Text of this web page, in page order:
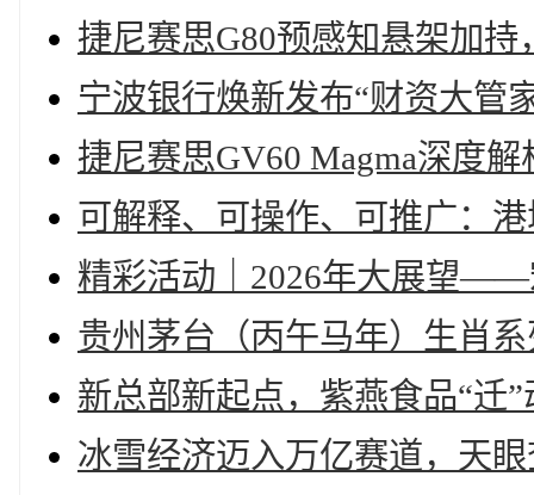
捷尼赛思G80预感知悬架加
宁波银行焕新发布“财资大管
捷尼赛思GV60 Magma深度
可解释、可操作、可推广：
精彩活动｜2026年大展望——
贵州茅台（丙午马年）生肖
新总部新起点，紫燕食品“迁
冰雪经济迈入万亿赛道，天